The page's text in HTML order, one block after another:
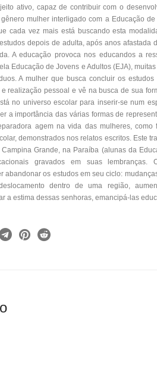
ativo, capaz de contribuir com o
mulher interligado com a Educação
cada vez mais está buscando esta
depois de adulta, após anos afastada
A educação provoca nos educandos a
Educação de Jovens e Adultos (EJA),
A mulher que busca concluir os
realização pessoal e vê na busca de sua
no universo escolar para inserir-se num
a importância das várias formas de
agem na vida das mulheres,
demonstrados nos relatos escritos. Este
Grande, na Paraíba (alunas da
gravados em suas lembranças.
abandonar os estudos em seu ciclo:
dentro de uma região,
a estima dessas senhoras, emancipá-las